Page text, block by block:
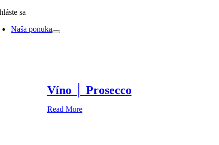
sa
Naša ponuka
Víno │ Prosecco
Read More